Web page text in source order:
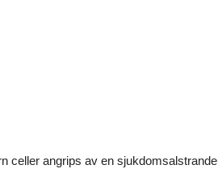
celler angrips av en sjukdomsalstrande